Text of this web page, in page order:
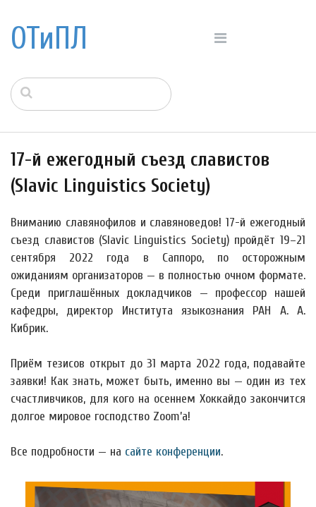
ОТиПЛ
17-й ежегодный съезд славистов
(Slavic Linguistics Society)
Вниманию славянофилов и славяноведов! 17-й ежегодный
съезд славистов (Slavic Linguistics Society) пройдёт 19–21
сентября 2022 года в Саппоро, по осторожным
ожиданиям организаторов — в полностью очном формате.
Среди приглашённых докладчиков — профессор нашей
кафедры, директор Института языкознания РАН А. А.
Кибрик.
Приём тезисов открыт до 31 марта 2022 года, подавайте
заявки! Как знать, может быть, именно вы — один из тех
счастливчиков, для кого на осеннем Хоккайдо закончится
долгое мировое господство Zoom’а!
Все подробности — на сайте конференции.